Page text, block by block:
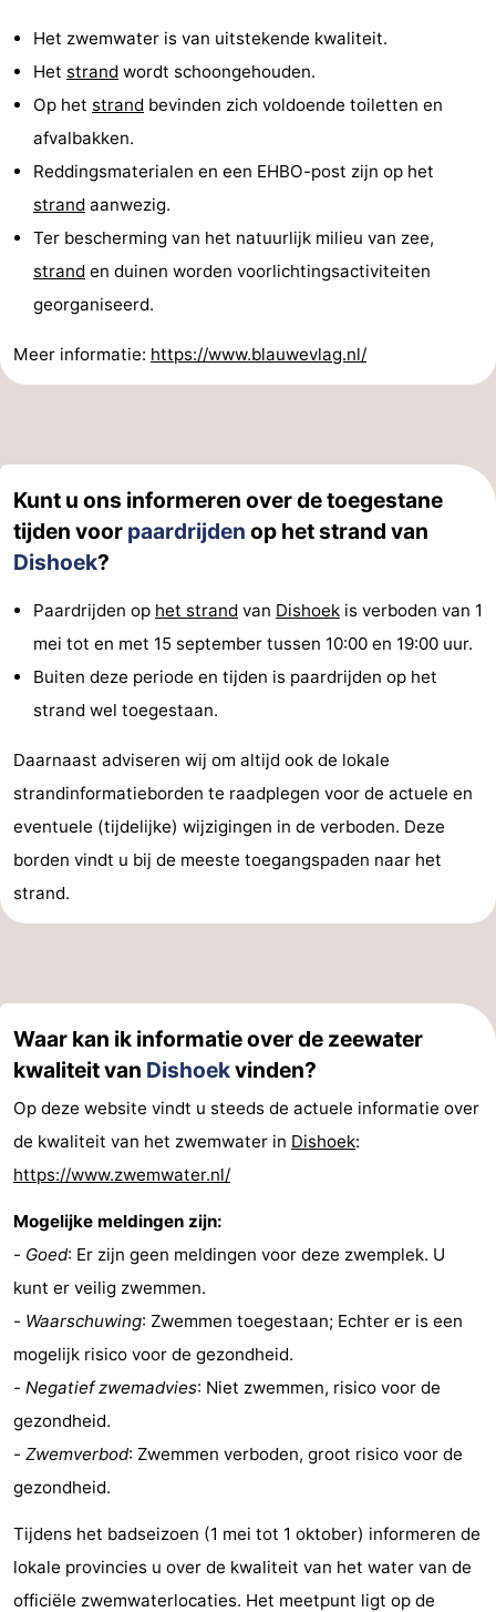
Het zwemwater is van uitstekende kwaliteit.
Het strand wordt schoongehouden.
Op het strand bevinden zich voldoende toiletten en
afvalbakken.
Reddingsmaterialen en een EHBO-post zijn op het
strand aanwezig.
Ter bescherming van het natuurlijk milieu van zee,
strand en duinen worden voorlichtingsactiviteiten
georganiseerd.
Meer informatie: https://www.blauwevlag.nl/
Kunt u ons informeren over de toegestane
tijden voor paardrijden op het strand van
Dishoek?
Paardrijden op het strand van Dishoek is verboden van 1
mei tot en met 15 september tussen 10:00 en 19:00 uur.
Buiten deze periode en tijden is paardrijden op het
strand wel toegestaan.
Daarnaast adviseren wij om altijd ook de lokale
strandinformatieborden te raadplegen voor de actuele en
eventuele (tijdelijke) wijzigingen in de verboden. Deze
borden vindt u bij de meeste toegangspaden naar het
strand.
Waar kan ik informatie over de zeewater
kwaliteit van Dishoekvinden?
Op deze website vindt u steeds de actuele informatie over
de kwaliteit van het zwemwater in Dishoek:
https://www.zwemwater.nl/
Mogelijke meldingen zijn:
- Goed: Er zijn geen meldingen voor deze zwemplek. U
kunt er veilig zwemmen.
- Waarschuwing: Zwemmen toegestaan; Echter er is een
mogelijk risico voor de gezondheid.
- Negatief zwemadvies: Niet zwemmen, risico voor de
gezondheid.
- Zwemverbod: Zwemmen verboden, groot risico voor de
gezondheid.
Tijdens het badseizoen (1 mei tot 1 oktober) informeren de
lokale provincies u over de kwaliteit van het water van de
officiële zwemwaterlocaties. Het meetpunt ligt op de